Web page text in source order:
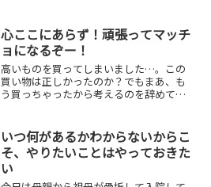
リーズ。厳しい戦いでしたが、なんとか
勝ち切り、日本シリ...
心ここにあらず！頑張ってマッチ
ョになるぞー！
高いものを買ってしまいました…。この
買い物は正しかったのか？でもまあ、も
う買っちゃったから考えるのを辞めて、
にしよう！購入した物が届いたら、ブロ
グを書きたいと思います。...
いつ何があるかわからないからこ
そ、やりたいことはやっておきた
い